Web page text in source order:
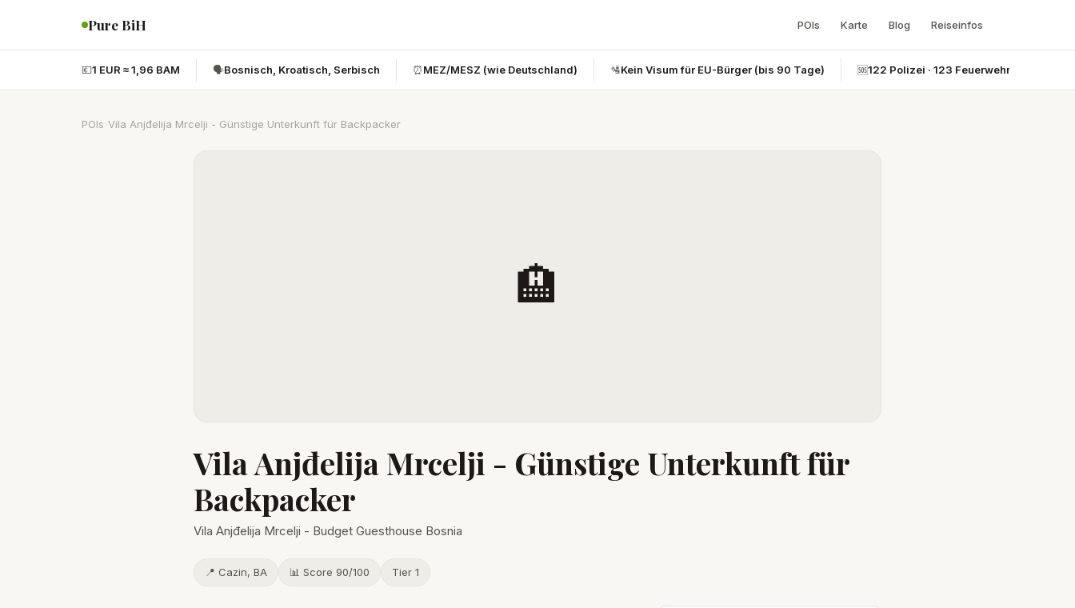
Pure BiH POIs Karte Blog Reiseinfos
💶1 EUR ≈ 1,96 BAM 🗣️Bosnisch, Kroatisch, Serbisch ⏰MEZ/MESZ (wie Deutschland) 🛂Kein Visum für EU-Bürger (bis 90 Tage) 🆘122 Polizei · 123 Feuerwehr · 124
POIs Vila Anjđelija Mrcelji - Günstige Unterkunft für Backpacker
🏨
Vila Anjđelija Mrcelji - Günstige Unterkunft für
Backpacker
Vila Anjđelija Mrcelji - Budget Guesthouse Bosnia
📍 Cazin, BA 📊 Score 90/100 Tier 1